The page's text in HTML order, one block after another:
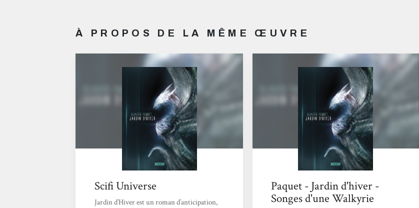
À PROPOS DE LA MÊME ŒUVRE
Scifi Universe
Jardin d’Hiver est un roman d’anticipation,
Paquet - Jardin d'hiver -
Songes d'une Walkyrie